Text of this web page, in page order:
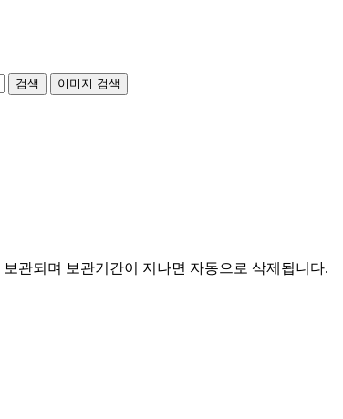
검색 이미지 검색
보관되며 보관기간이 지나면 자동으로 삭제됩니다.